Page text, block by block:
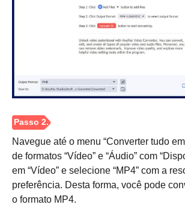
Navegue até o menu “Converter tudo
de formatos “Vídeo” e “Áudio” com
em “Vídeo” e selecione “MP4” com a
preferência. Desta forma, você pode
o formato MP4.